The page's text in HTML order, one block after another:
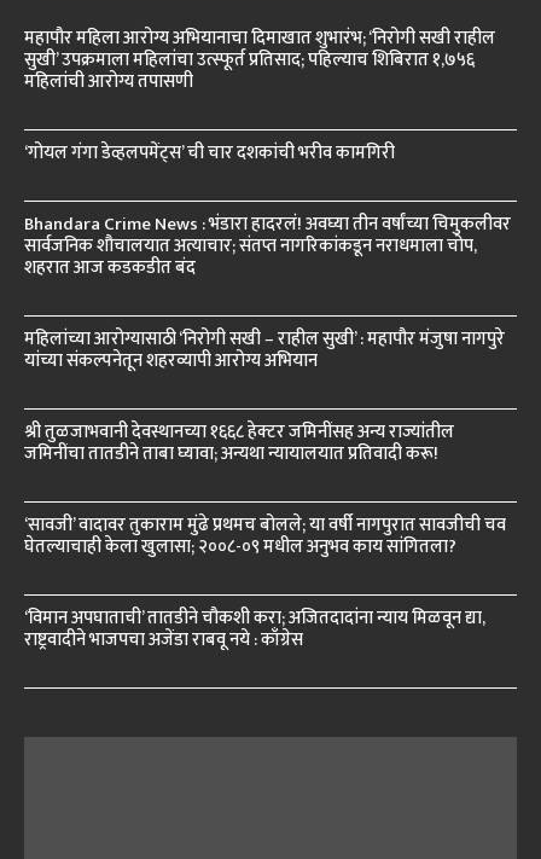
महापौर महिला आरोग्य अभियानाचा दिमाखात शुभारंभ; ‘निरोगी सखी राहील
सुखी’ उपक्रमाला महिलांचा उत्स्फूर्त प्रतिसाद; पहिल्याच शिबिरात १,७५६
महिलांची आरोग्य तपासणी
‘गोयल गंगा डेव्हलपमेंट्स’ ची चार दशकांची भरीव कामगिरी
Bhandara Crime News : भंडारा हादरलं! अवघ्या तीन वर्षांच्या चिमुकलीवर
सार्वजनिक शौचालयात अत्याचार; संतप्त नागरिकांकडून नराधमाला चोप,
शहरात आज कडकडीत बंद
महिलांच्या आरोग्यासाठी ‘निरोगी सखी – राहील सुखी’ : महापौर मंजुषा नागपुरे
यांच्या संकल्पनेतून शहरव्यापी आरोग्य अभियान
श्री तुळजाभवानी देवस्थानच्या १६६८ हेक्टर जमिनींसह अन्य राज्यांतील
जमिनींचा तातडीने ताबा घ्यावा; अन्यथा न्यायालयात प्रतिवादी करू!
‘सावजी’ वादावर तुकाराम मुंढे प्रथमच बोलले; या वर्षी नागपुरात सावजीची चव
घेतल्याचाही केला खुलासा; २००८-०९ मधील अनुभव काय सांगितला?
‘विमान अपघाताची’ तातडीने चौकशी करा; अजितदादांना न्याय मिळवून द्या,
राष्ट्रवादीने भाजपचा अजेंडा राबवू नये : काँग्रेस